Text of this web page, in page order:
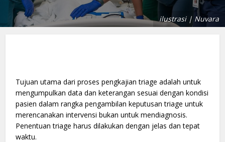
ilustrasi | Nuvara
Tujuan utama dari proses pengkajian triage adalah untuk
mengumpulkan data dan keterangan sesuai dengan kondisi
pasien dalam rangka pengambilan keputusan triage untuk
merencanakan intervensi bukan untuk mendiagnosis.
Penentuan triage harus dilakukan dengan jelas dan tepat
waktu.